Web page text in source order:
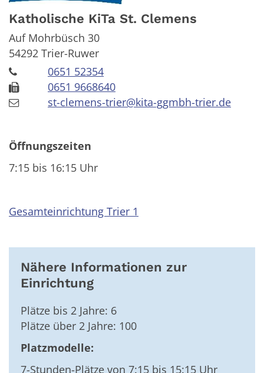
Katholische KiTa St. Clemens
Auf Mohrbüsch 30
54292 Trier-Ruwer
0651 52354
0651 9668640
st-clemens-trier@kita-ggmbh-trier.de
Öffnungszeiten
7:15 bis 16:15 Uhr
Gesamteinrichtung Trier 1
Nähere Informationen zur
Einrichtung
Plätze bis 2 Jahre: 6
Plätze über 2 Jahre: 100
Platzmodelle:
7-Stunden-Plätze von 7:15 bis 15:15 Uhr